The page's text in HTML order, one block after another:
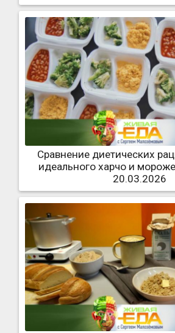
Сравнение диетических
идеального харчо и
20.03.2026